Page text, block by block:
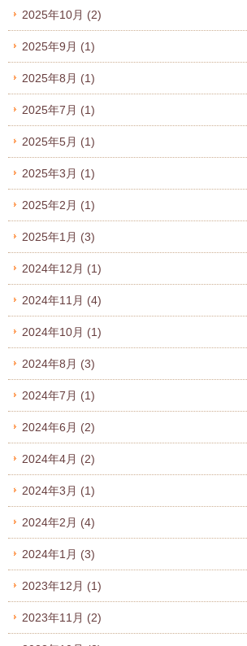
2025年10月 (2)
2025年9月 (1)
2025年8月 (1)
2025年7月 (1)
2025年5月 (1)
2025年3月 (1)
2025年2月 (1)
2025年1月 (3)
2024年12月 (1)
2024年11月 (4)
2024年10月 (1)
2024年8月 (3)
2024年7月 (1)
2024年6月 (2)
2024年4月 (2)
2024年3月 (1)
2024年2月 (4)
2024年1月 (3)
2023年12月 (1)
2023年11月 (2)